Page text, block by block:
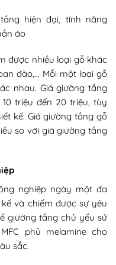
hiện đại, tính năng
áo
được nhiều loại gỗ khác
đào,… Mỗi một loại gỗ
nhau. Giá giường tầng
triệu đến 20 triệu, tùy
kế. Giá giường tầng gỗ
so với giá giường tầng
nghiệp ngày một đa
và chiếm được sự yêu
giường tầng chủ yếu sử
phủ melamine cho
sắc.